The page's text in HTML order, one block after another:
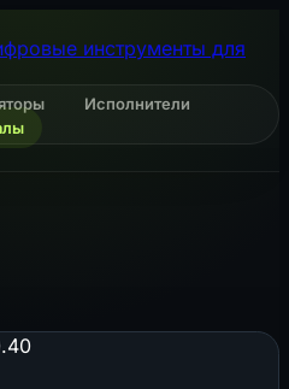
инструменты для
Исполнители